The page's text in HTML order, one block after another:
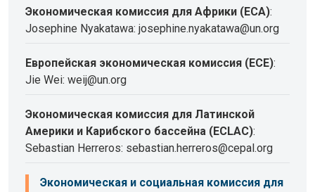
Экономическая комиссия для Африки (ECA):
Josephine Nyakatawa: josephine.nyakatawa@un.org
Европейская экономическая комиссия (ECE):
Jie Wei: weij@un.org
Экономическая комиссия для Латинской
Америки и Карибского бассейна (ECLAC):
Sebastian Herreros: sebastian.herreros@cepal.org
Экономическая и социальная комиссия для